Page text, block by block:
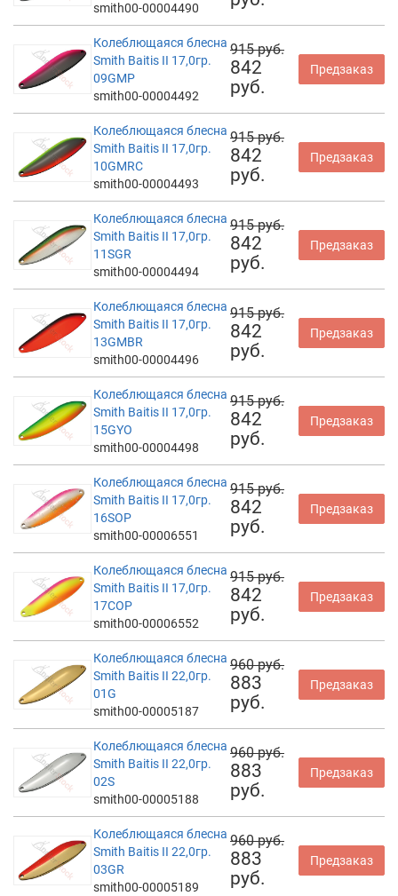
smith00-00004490
Колеблющаяся блесна
Smith Baitis II 17,0гр.
09GMP
smith00-00004492
915 руб.
842
руб.
Предзаказ
Колеблющаяся блесна
Smith Baitis II 17,0гр.
10GMRC
smith00-00004493
915 руб.
842
руб.
Предзаказ
Колеблющаяся блесна
Smith Baitis II 17,0гр.
11SGR
smith00-00004494
915 руб.
842
руб.
Предзаказ
Колеблющаяся блесна
Smith Baitis II 17,0гр.
13GMBR
smith00-00004496
915 руб.
842
руб.
Предзаказ
Колеблющаяся блесна
Smith Baitis II 17,0гр.
15GYO
smith00-00004498
915 руб.
842
руб.
Предзаказ
Колеблющаяся блесна
Smith Baitis II 17,0гр.
16SOP
smith00-00006551
915 руб.
842
руб.
Предзаказ
Колеблющаяся блесна
Smith Baitis II 17,0гр.
17COP
smith00-00006552
915 руб.
842
руб.
Предзаказ
Колеблющаяся блесна
Smith Baitis II 22,0гр.
01G
smith00-00005187
960 руб.
883
руб.
Предзаказ
Колеблющаяся блесна
Smith Baitis II 22,0гр.
02S
smith00-00005188
960 руб.
883
руб.
Предзаказ
Колеблющаяся блесна
Smith Baitis II 22,0гр.
03GR
smith00-00005189
960 руб.
883
руб.
Предзаказ